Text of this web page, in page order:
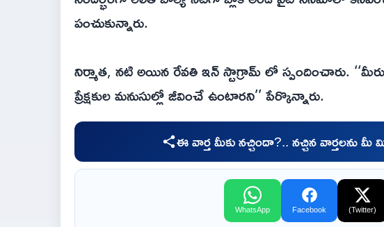
పంచుకున్నారు.
నిర్మాత, నటి అయిన రేవతి ఇన్ స్టాగ్రామ్ లో స్పందించారు.
ప్రేక్షకుల మనుసుల్లో జీవించే ఉంటారని’’ పేర్కొన్నారు.
ఈ వార్త మీకు నచ్చిందా?.. నచ్చిన వార్తలను
WhatsApp Facebook (Twitter)